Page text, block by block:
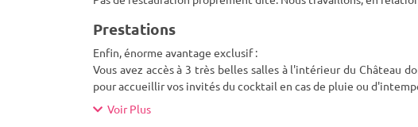
Prestations
Enfin, énorme avantage exclusif :
Vous avez accès à 3 très belles salles à l'intérieur du Château
pour accueillir vos invités du cocktail en cas de pluie ou
Voir Plus